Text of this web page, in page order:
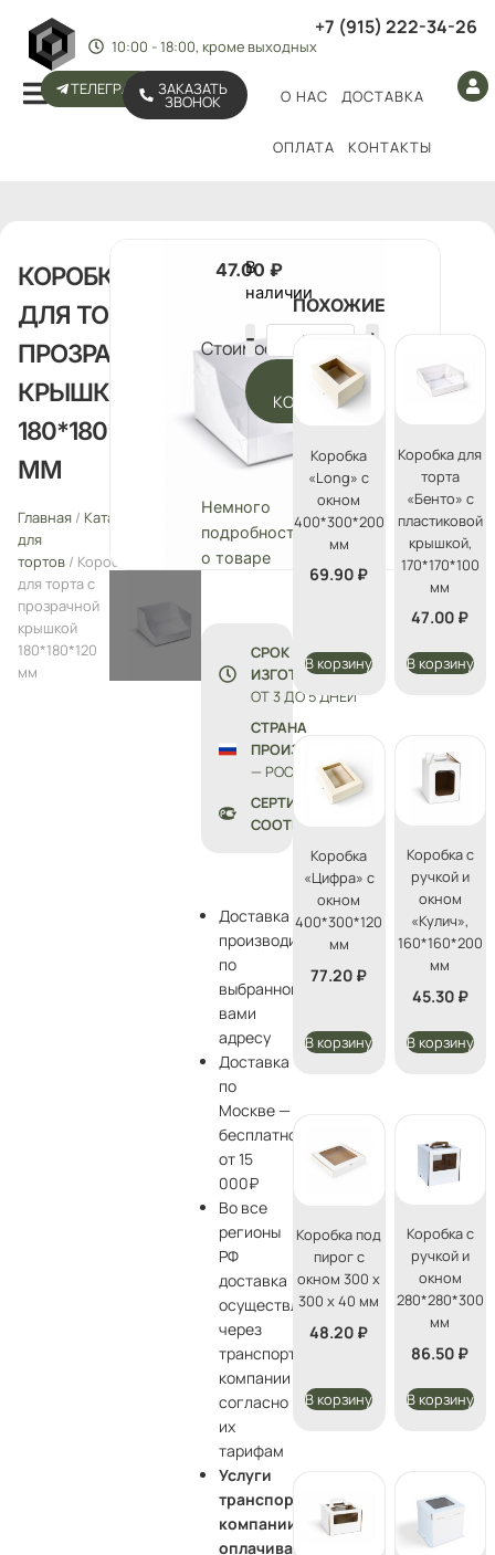
+7 (915) 222-34-26
10:00 - 18:00, кроме выходных
ТЕЛЕГРАМ ЗАКАЗАТЬ
ЗВОНОК О НАС ДОСТАВКА
ОПЛАТА КОНТАКТЫ
КОРОБКА
ДЛЯ ТОРТА С
ПРОЗРАЧНОЙ
КРЫШКОЙ
180*180*120
ММ
Главная / Каталог
Упаковка
для
тортов / Коробка
для торта с
прозрачной
крышкой
180*180*120
мм
Стоимость:
47.00 ₽
В
наличии
КОРЗИНУ
Немного
подробностей
о товаре
СРОК
ИЗГОТОВЛЕНИЯ:
ОТ 3 ДО 5 ДНЕЙ
СТРАНА
ПРОИЗВОДСТВА
— РОССИЯ
СЕРТИФИКАТЫ
СООТВЕТСТВИЯ
Доставка
производится
по
выбранному
вами
адресу
Доставка
по
Москве —
бесплатно
от 15
000₽
Во все
регионы
РФ
доставка
осуществляется
через
транспортные
компании
согласно
их
тарифам
Услуги
транспортной
компании
оплачивает
ПОХОЖИЕ
Коробка
«Long» с
окном
400*300*200
мм
69.90 ₽
В корзину
Коробка для
торта
«Бенто» с
пластиковой
крышкой,
170*170*100
мм
47.00 ₽
В корзину
Коробка
«Цифра» с
окном
400*300*120
мм
77.20 ₽
В корзину
Коробка с
ручкой и
окном
«Кулич»,
160*160*200
мм
45.30 ₽
В корзину
Коробка под
пирог с
окном 300 х
300 х 40 мм
48.20 ₽
В корзину
Коробка с
ручкой и
окном
280*280*300
мм
86.50 ₽
В корзину